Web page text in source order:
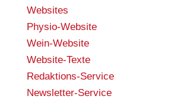
Websites
Physio-Website
Wein-Website
Website-Texte
Redaktions-Service
Newsletter-Service